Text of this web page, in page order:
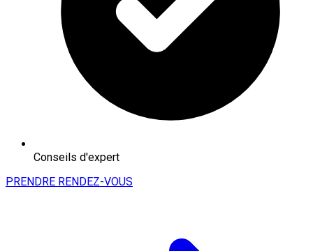
Conseils d'expert
PRENDRE RENDEZ-VOUS